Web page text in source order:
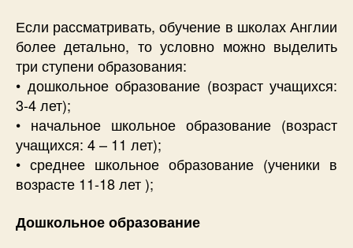
Если рассматривать, обучение в школах Англии
более детально, то условно можно выделить
три ступени образования:
• дошкольное образование (возраст учащихся:
3-4 лет);
• начальное школьное образование (возраст
учащихся: 4 – 11 лет);
• среднее школьное образование (ученики в
возрасте 11-18 лет );
Дошкольное образование